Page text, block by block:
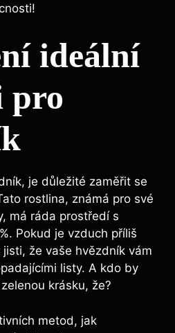
ideální
pro
je důležité zaměřit se
rostlina, známá pro své
má ráda prostředí s
Pokud je vzduch příliš
že vaše hvězdník vám
listy. A kdo by
krásku, že?
metod, jak